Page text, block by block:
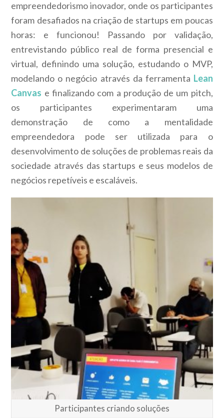
empreendedorismo inovador, onde os participantes
foram desafiados na criação de startups em poucas
horas: e funcionou! Passando por validação,
entrevistando público real de forma presencial e
virtual, definindo uma solução, estudando o MVP,
modelando o negócio através da ferramenta Lean
Canvas e finalizando com a produção de um pitch,
os participantes experimentaram uma
demonstração de como a mentalidade
empreendedora pode ser utilizada para o
desenvolvimento de soluções de problemas reais da
sociedade através das startups e seus modelos de
negócios repetíveis e escaláveis.
Participantes criando soluções